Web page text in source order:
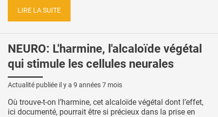
LIRE LA SUITE
NEURO: L'harmine, l'alcaloïde végétal
qui stimule les cellules neurales
Actualité publiée il y a 9 années 7 mois
Où trouve-t-on l’harmine, cet alcaloïde végétal dont l’effet,
ici documenté, pourrait être si précieux dans la prise en